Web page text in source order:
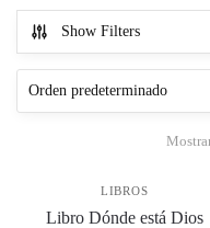
Show Filters
LIBROS
Libro Dónde está Dios